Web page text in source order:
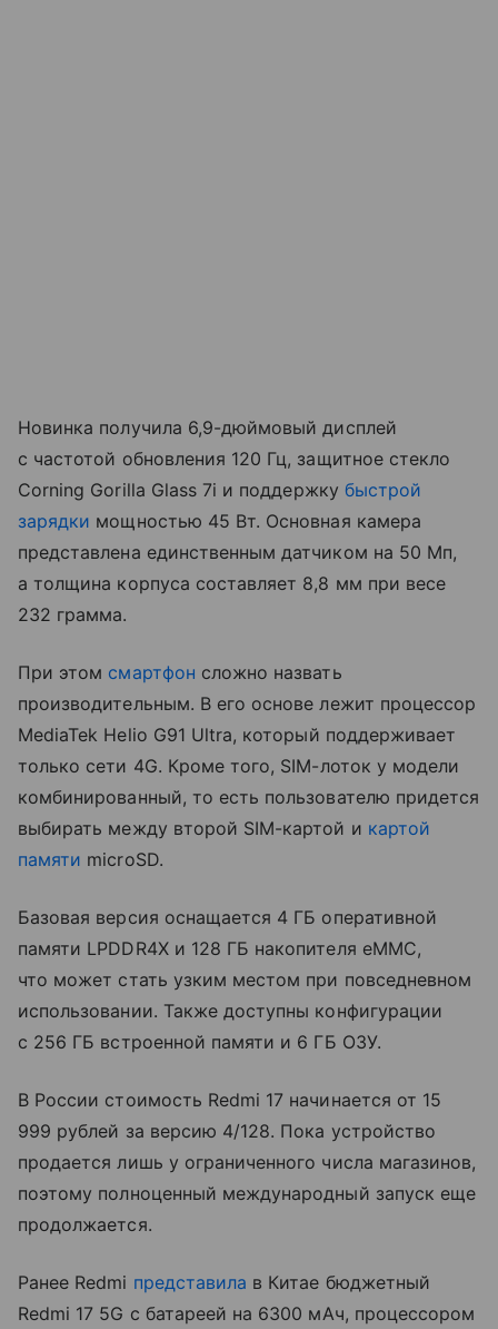
Новинка получила 6,9-дюймовый дисплей
с частотой обновления 120 Гц, защитное стекло
Corning Gorilla Glass 7i и поддержку быстрой
зарядки мощностью 45 Вт. Основная камера
представлена единственным датчиком на 50 Мп,
а толщина корпуса составляет 8,8 мм при весе
232 грамма.
При этом смартфон сложно назвать
производительным. В его основе лежит процессор
MediaTek Helio G91 Ultra, который поддерживает
только сети 4G. Кроме того, SIM-лоток у модели
комбинированный, то есть пользователю придется
выбирать между второй SIM-картой и картой
памяти microSD.
Базовая версия оснащается 4 ГБ оперативной
памяти LPDDR4X и 128 ГБ накопителя eMMC,
что может стать узким местом при повседневном
использовании. Также доступны конфигурации
с 256 ГБ встроенной памяти и 6 ГБ ОЗУ.
В России стоимость Redmi 17 начинается от 15
999 рублей за версию 4/128. Пока устройство
продается лишь у ограниченного числа магазинов,
поэтому полноценный международный запуск еще
продолжается.
Ранее Redmi представила в Китае бюджетный
Redmi 17 5G с батареей на 6300 мАч, процессором